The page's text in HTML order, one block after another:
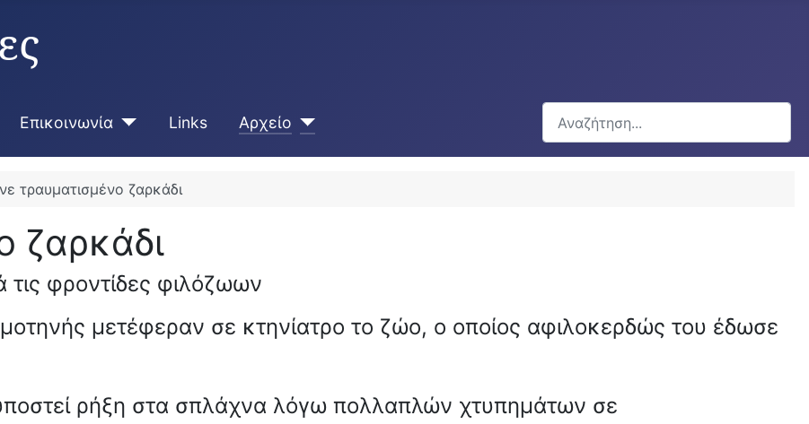
Επικοινωνία Links Αρχείο
Αναζήτηση...
τραυματισμένο ζαρκάδι
ζαρκάδι
φροντίδες φιλόζωων
μετέφεραν σε κτηνίατρο το ζώο, ο οποίος αφιλοκερδώς του έδωσε
ρήξη στα σπλάχνα λόγω πολλαπλών χτυπημάτων σε